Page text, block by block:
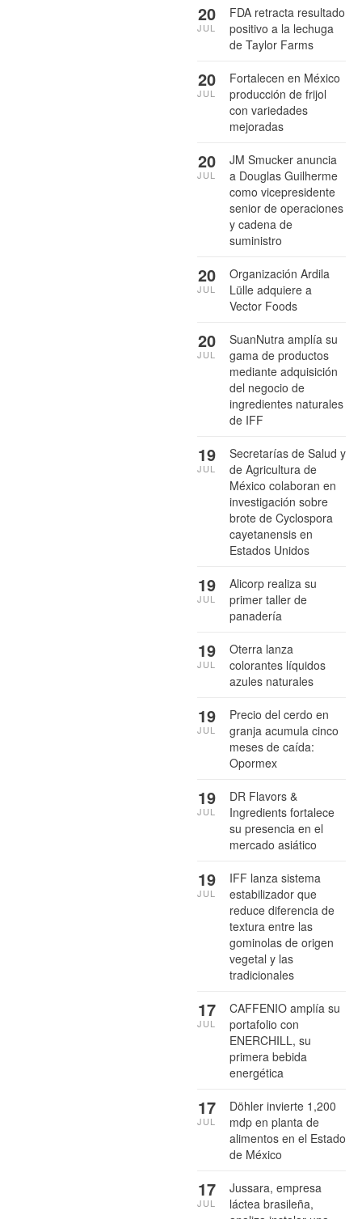
FDA retracta resultado
positivo a la lechuga
de Taylor Farms
20
JUL
Fortalecen en México
producción de frijol
con variedades
mejoradas
20
JUL
JM Smucker anuncia
a Douglas Guilherme
como vicepresidente
senior de operaciones
y cadena de
suministro
20
JUL
Organización Ardila
Lülle adquiere a
Vector Foods
20
JUL
SuanNutra amplía su
gama de productos
mediante adquisición
del negocio de
ingredientes naturales
de IFF
20
JUL
Secretarías de Salud y
de Agricultura de
México colaboran en
investigación sobre
brote de Cyclospora
cayetanensis en
Estados Unidos
19
JUL
Alicorp realiza su
primer taller de
panadería
19
JUL
Oterra lanza
colorantes líquidos
azules naturales
19
JUL
Precio del cerdo en
granja acumula cinco
meses de caída:
Opormex
19
JUL
DR Flavors &
Ingredients fortalece
su presencia en el
mercado asiático
19
JUL
IFF lanza sistema
estabilizador que
reduce diferencia de
textura entre las
gominolas de origen
vegetal y las
tradicionales
19
JUL
CAFFENIO amplía su
portafolio con
ENERCHILL, su
primera bebida
energética
17
JUL
Döhler invierte 1,200
mdp en planta de
alimentos en el Estado
de México
17
JUL
Jussara, empresa
láctea brasileña,
17
JUL